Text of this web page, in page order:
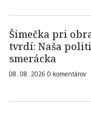
Šimečka pri
tvrdí: Naša
smerácka
08. 08. 2026 0 komentárov